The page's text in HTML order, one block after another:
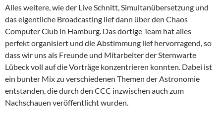
Alles weitere, wie der Live Schnitt, Simultanübersetzung und
das eigentliche Broadcasting lief dann über den Chaos
Computer Club in Hamburg. Das dortige Team hat alles
perfekt organisiert und die Abstimmung lief hervorragend, so
dass wir uns als Freunde und Mitarbeiter der Sternwarte
Lübeck voll auf die Vorträge konzentrieren konnten. Dabei ist
ein bunter Mix zu verschiedenen Themen der Astronomie
entstanden, die durch den CCC inzwischen auch zum
Nachschauen veröffentlicht wurden.